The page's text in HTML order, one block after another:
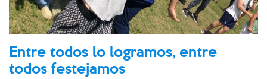
Entre todos lo logramos, entre
todos festejamos